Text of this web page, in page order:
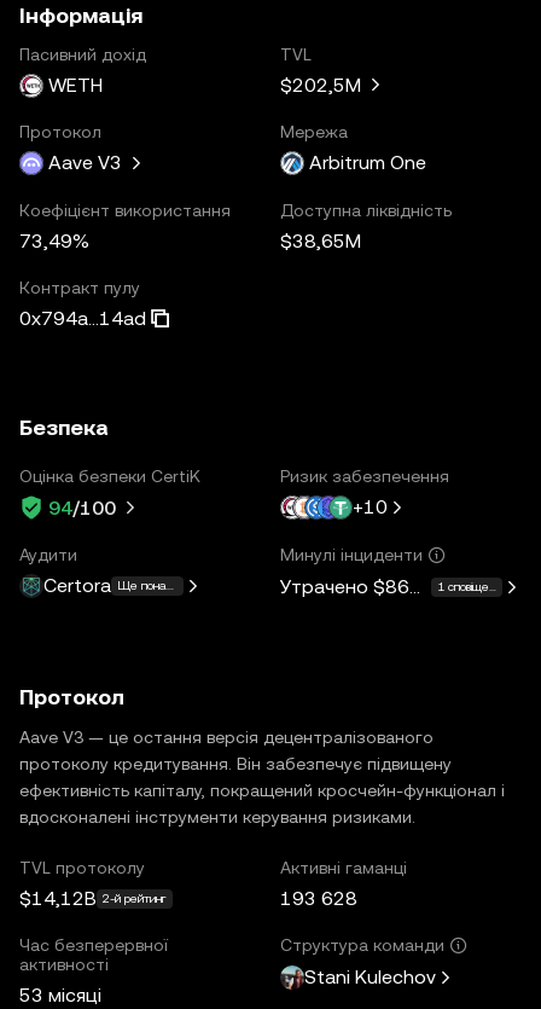
Інформація
Пасивний дохід
WETH
TVL
$202,5M
Протокол
Aave V3
Мережа
Arbitrum One
Коефіцієнт використання
73,49%
Доступна ліквідність
$38,65M
Контракт пулу
0x794a...14ad
Безпека
Оцінка безпеки CertiK
94/100
Ризик забезпечення
+10
Аудити
Certora Ще понад 15
Минулі інциденти
Утрачено $862K 1 сповіщення
Протокол
Aave V3 — це остання версія децентралізованого
протоколу кредитування. Він забезпечує підвищену
ефективність капіталу, покращений кросчейн-функціонал і
вдосконалені інструменти керування ризиками.
TVL протоколу
$14,12B 2-й рейтинг
Активні гаманці
193 628
Час безперервної
активності
53 місяці
Структура команди
Stani Kulechov